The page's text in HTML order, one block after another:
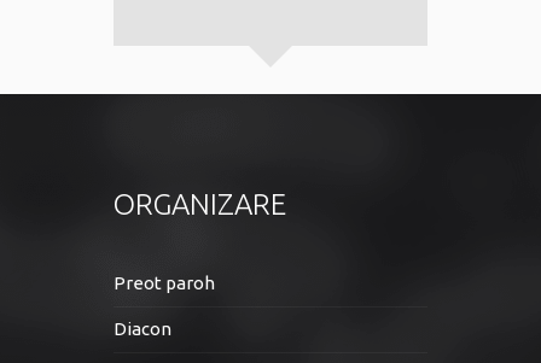
ORGANIZARE
Preot paroh
Diacon